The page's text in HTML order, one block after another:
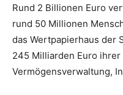
Rund 2 Billionen Euro
rund 50 Millionen
das Wertpapierhaus der
245 Milliarden Euro ihrer
Vermögensverwaltung,